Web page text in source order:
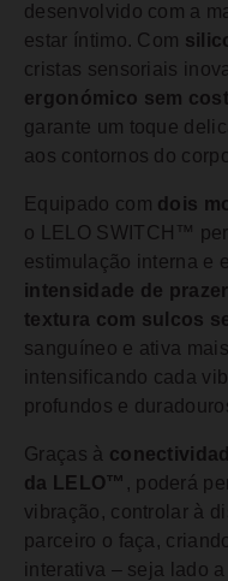
desenvolvido com a
estar íntimo. Com
cristas sensoriais
ergonómico sem
garante um toque
aos contornos do
Equipado com dois
o LELO SWITCH™
estimulação interna e
intensidade de prazer
textura com sulcos
sanguíneo e ativa
intensificando cada
profundos e
Graças à
da LELO™ , poderá
vibração, controlar à
parceiro o faça,
interativa – seja lado